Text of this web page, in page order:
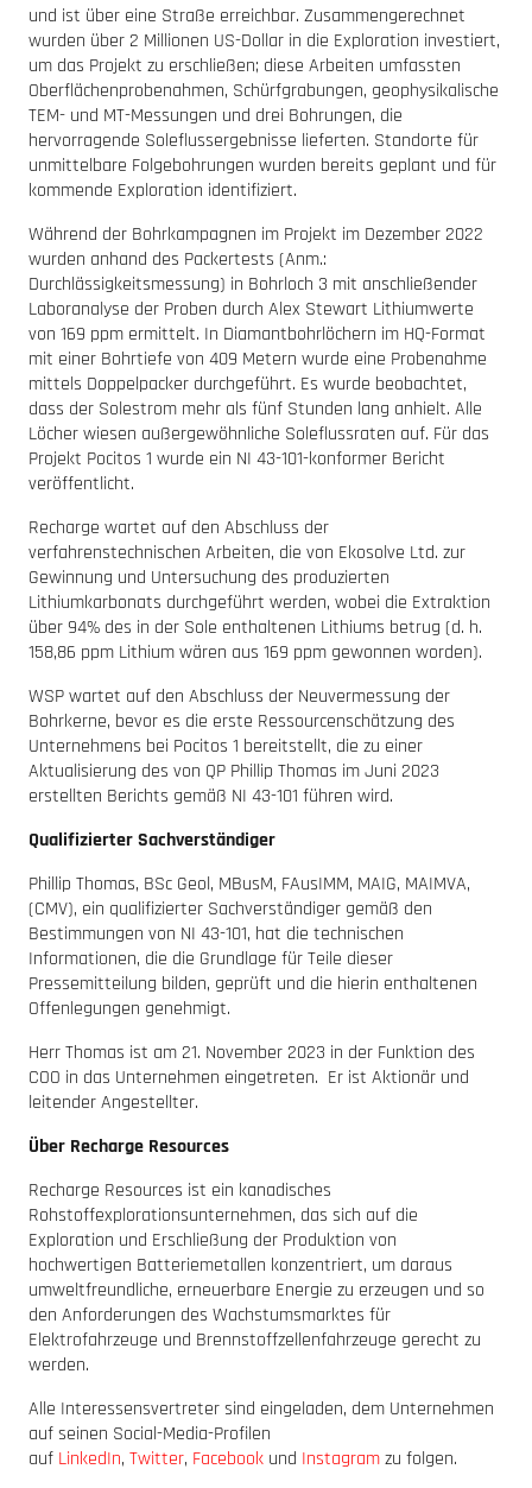
und ist über eine Straße erreichbar. Zusammengerechnet
wurden über 2 Millionen US-Dollar in die Exploration investiert,
um das Projekt zu erschließen; diese Arbeiten umfassten
Oberflächenprobenahmen, Schürfgrabungen, geophysikalische
TEM- und MT-Messungen und drei Bohrungen, die
hervorragende Soleflussergebnisse lieferten. Standorte für
unmittelbare Folgebohrungen wurden bereits geplant und für
kommende Exploration identifiziert.
Während der Bohrkampagnen im Projekt im Dezember 2022
wurden anhand des Packertests (Anm.:
Durchlässigkeitsmessung) in Bohrloch 3 mit anschließender
Laboranalyse der Proben durch Alex Stewart Lithiumwerte
von 169 ppm ermittelt. In Diamantbohrlöchern im HQ-Format
mit einer Bohrtiefe von 409 Metern wurde eine Probenahme
mittels Doppelpacker durchgeführt. Es wurde beobachtet,
dass der Solestrom mehr als fünf Stunden lang anhielt. Alle
Löcher wiesen außergewöhnliche Soleflussraten auf. Für das
Projekt Pocitos 1 wurde ein NI 43-101-konformer Bericht
veröffentlicht.
Recharge wartet auf den Abschluss der
verfahrenstechnischen Arbeiten, die von Ekosolve Ltd. zur
Gewinnung und Untersuchung des produzierten
Lithiumkarbonats durchgeführt werden, wobei die Extraktion
über 94% des in der Sole enthaltenen Lithiums betrug (d. h.
158,86 ppm Lithium wären aus 169 ppm gewonnen worden).
WSP wartet auf den Abschluss der Neuvermessung der
Bohrkerne, bevor es die erste Ressourcenschätzung des
Unternehmens bei Pocitos 1 bereitstellt, die zu einer
Aktualisierung des von QP Phillip Thomas im Juni 2023
erstellten Berichts gemäß NI 43-101 führen wird.
Qualifizierter Sachverständiger
Phillip Thomas, BSc Geol, MBusM, FAusIMM, MAIG, MAIMVA,
(CMV), ein qualifizierter Sachverständiger gemäß den
Bestimmungen von NI 43-101, hat die technischen
Informationen, die die Grundlage für Teile dieser
Pressemitteilung bilden, geprüft und die hierin enthaltenen
Offenlegungen genehmigt.
Herr Thomas ist am 21. November 2023 in der Funktion des
COO in das Unternehmen eingetreten. Er ist Aktionär und
leitender Angestellter.
Über Recharge Resources
Recharge Resources ist ein kanadisches
Rohstoffexplorationsunternehmen, das sich auf die
Exploration und Erschließung der Produktion von
hochwertigen Batteriemetallen konzentriert, um daraus
umweltfreundliche, erneuerbare Energie zu erzeugen und so
den Anforderungen des Wachstumsmarktes für
Elektrofahrzeuge und Brennstoffzellenfahrzeuge gerecht zu
werden.
Alle Interessensvertreter sind eingeladen, dem Unternehmen
auf seinen Social-Media-Profilen
auf LinkedIn, Twitter, Facebook und Instagramzu folgen.